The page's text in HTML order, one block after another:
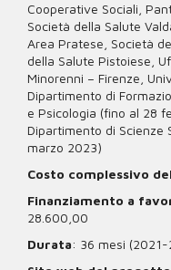
Cooperative Sociali,
Società della Salute
Area Pratese, Società
della Salute Pistoiese,
Minorenni – Firenze,
Dipartimento di
e Psicologia (fino al 28
Dipartimento di Scienze
marzo 2023)
Costo complessivo
Finanziamento a
28.600,00
Durata: 36 mesi